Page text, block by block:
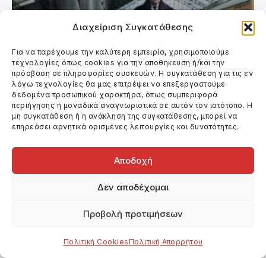
Διαχείριση Συγκατάθεσης
Για να παρέχουμε την καλύτερη εμπειρία, χρησιμοποιούμε
τεχνολογίες όπως cookies για την αποθήκευση ή/και την
πρόσβαση σε πληροφορίες συσκευών. Η συγκατάθεση για τις εν
λόγω τεχνολογίες θα μας επιτρέψει να επεξεργαστούμε
δεδομένα προσωπικού χαρακτήρα, όπως συμπεριφορά
περιήγησης ή μοναδικά αναγνωριστικά σε αυτόν τον ιστότοπο. Η
μη συγκατάθεση ή η ανάκληση της συγκατάθεσης, μπορεί να
επηρεάσει αρνητικά ορισμένες λειτουργίες και δυνατότητες.
Αποδοχή
Δεν αποδέχομαι
Προβολή προτιμήσεων
Πολιτική CookiesΠολιτική Απορρήτου
Ο ΠΑΡΑΧΑΡΑΚΤΗΣ